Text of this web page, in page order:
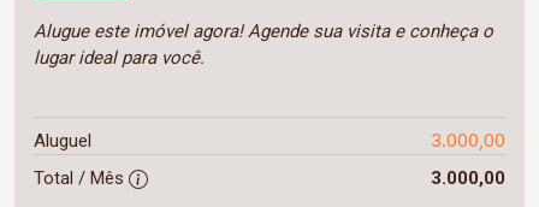
Alugue este imóvel agora! Agende sua visita e conheça o
lugar ideal para você.
Aluguel 3.000,00
Total / Mês 3.000,00